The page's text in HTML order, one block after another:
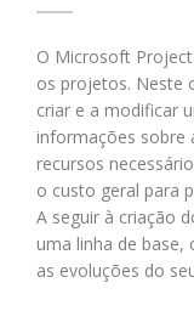
O Microsoft
os projetos. Neste
criar e a modificar
informações sobre
recursos
o custo geral para
A seguir à criação
uma linha de
as evoluções do